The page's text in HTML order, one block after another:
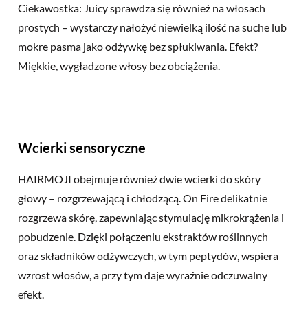
Ciekawostka: Juicy sprawdza się również na włosach
prostych – wystarczy nałożyć niewielką ilość na suche lub
mokre pasma jako odżywkę bez spłukiwania. Efekt?
Miękkie, wygładzone włosy bez obciążenia.
Wcierki sensoryczne
HAIRMOJI obejmuje również dwie wcierki do skóry
głowy – rozgrzewającą i chłodzącą. On Fire delikatnie
rozgrzewa skórę, zapewniając stymulację mikrokrążenia i
pobudzenie. Dzięki połączeniu ekstraktów roślinnych
oraz składników odżywczych, w tym peptydów, wspiera
wzrost włosów, a przy tym daje wyraźnie odczuwalny
efekt.